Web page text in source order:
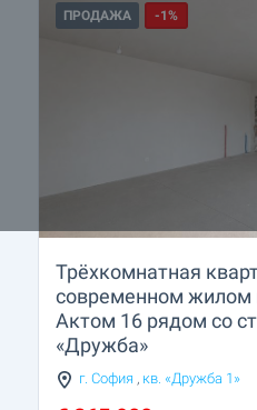
ПРОДАЖА -1%
Трёхкомнатная
современном жилом
Актом 16 рядом со
«Дружба»
г. София , кв. «Дружба 1»